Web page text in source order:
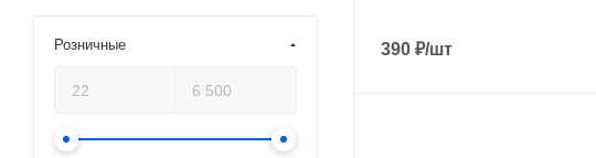
390 ₽/шт
Розничные